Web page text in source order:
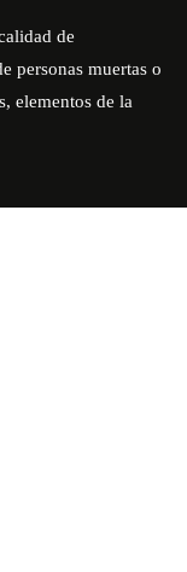
de
personas muertas o
elementos de la